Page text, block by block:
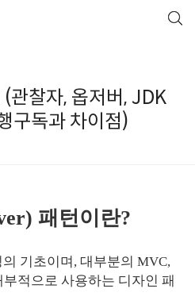
찰자, 옵저버, JDK
구독과 차이점)
패턴이란?
기초이며, 대부분의 MVC,
적으로 사용하는 디자인 패